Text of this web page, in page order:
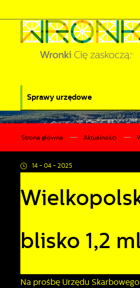
Sprawy urzędowe
Strona główna Aktualności
14 - 04 - 2025
blisko 1,2
Na prośbę Urzędu